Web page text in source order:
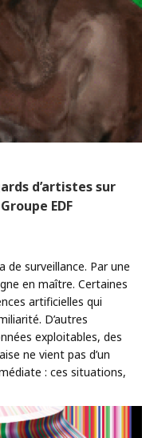
d’artistes sur
EDF
de surveillance. Par une
en maître. Certaines
artificielles qui
D’autres
exploitables, des
ne vient pas d’un
: ces situations,